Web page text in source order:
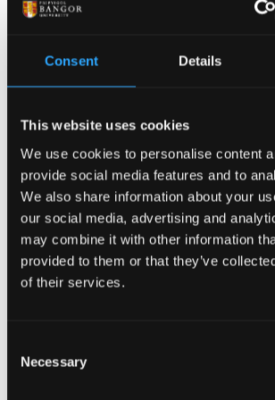
Consent Details
This website uses cookies
We use cookies to personalise content
provide social media features and to
We also share information about your
our social media, advertising and
may combine it with other information
provided to them or that they’ve
of their services.
Selection
Necessary
gwybodaeth a gynhelir ym Mangor ac
Meddai Dr Oliver:'Mae wedi bod yn
Pwysleisiodd Dr
Gavin Lawrence
YsgolGwyddorau
Chwaraeon) fod
Chwaraeon, Iechyd ac